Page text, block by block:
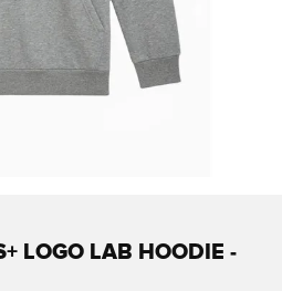
LOGO LAB HOODIE -